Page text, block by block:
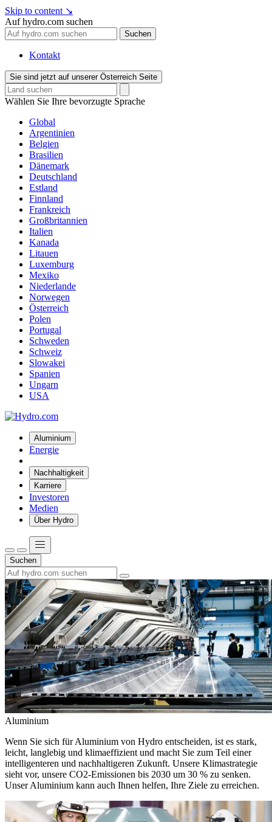
Skip to content ↘
Auf hydro.com suchen
Suchen
Kontakt
Sie sind jetzt auf unserer Österreich Seite
Wählen Sie Ihre bevorzugte Sprache
Global
Argentinien
Belgien
Brasilien
Dänemark
Deutschland
Estland
Finnland
Frankreich
Großbritannien
Italien
Kanada
Litauen
Luxemburg
Mexiko
Niederlande
Norwegen
Österreich
Polen
Portugal
Schweden
Schweiz
Slowakei
Spanien
Ungarn
USA
Aluminium
Energie
Nachhaltigkeit
Karriere
Investoren
Medien
Über Hydro
Suchen
Aluminium
Wenn Sie sich für Aluminium von Hydro entscheiden, ist es stark,
leicht, langlebig und klimaeffizient und macht Sie zum Teil einer
intelligenteren und nachhaltigeren Zukunft. Unsere Klimastrategie
sieht vor, unsere CO2-Emissionen bis 2030 um 30 % zu senken.
Unser Aluminium kann auch Ihnen helfen, Ihre Ziele zu erreichen.